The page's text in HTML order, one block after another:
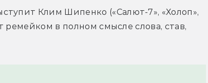
Клим Шипенко («Салют-7», «Холоп»,
ремейком в полном смысле слова, став,